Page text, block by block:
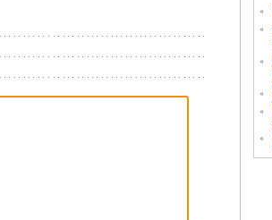
。
。
。
。
。
。